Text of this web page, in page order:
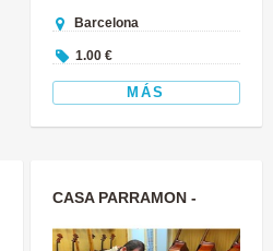
Barcelona
1.00 €
MÁS
CASA PARRAMON -
LUTHIERES DESDE 1897